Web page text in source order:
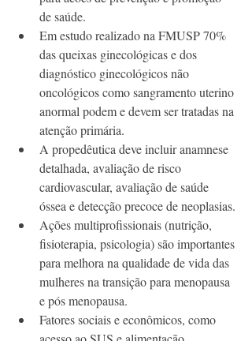
de saúde.
Em estudo realizado na FMUSP 70%
das queixas ginecológicas e dos
diagnóstico ginecológicos não
oncológicos como sangramento uterino
anormal podem e devem ser tratadas na
atenção primária.
A propedêutica deve incluir anamnese
detalhada, avaliação de risco
cardiovascular, avaliação de saúde
óssea e detecção precoce de neoplasias.
Ações multiprofissionais (nutrição,
fisioterapia, psicologia) são importantes
para melhora na qualidade de vida das
mulheres na transição para menopausa
e pós menopausa.
Fatores sociais e econômicos, como